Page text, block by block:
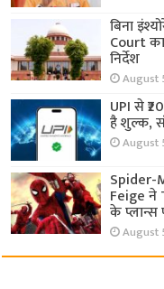
बिना
Court
निर्देश
August
UPI से
है शुल्क,
August
Spider-
Feige ने
के प्लान्स
August